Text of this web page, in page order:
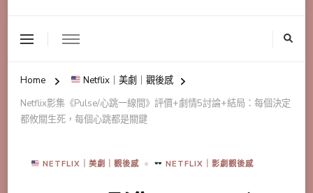
Home
Netflix｜美劇｜觀後感
Netflix影集《Pulse/心跳一線間》評價+劇情5討論+結局：每個決定
都攸關生死，每個心跳都是關鍵
NETFLIX｜美劇｜觀後感 NETFLIX｜影劇觀後感